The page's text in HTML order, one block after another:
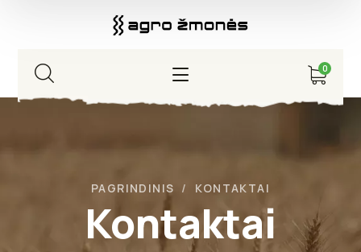
0
Kontaktai
PAGRINDINIS KONTAKTAI